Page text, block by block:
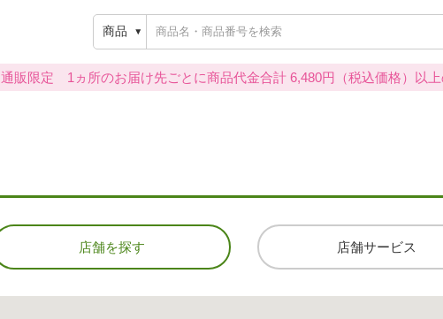
商品
通販限定 1ヵ所のお届け先ごとに商品代金合計 6,480円（税込価格）以
店舗を探す 店舗サービス